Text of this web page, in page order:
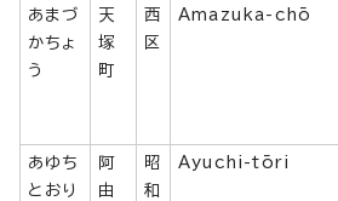
あまづ
かちょ
う
天
塚
町
西
区
Amazuka-chō
あゆち
とおり
阿
由
昭
和
Ayuchi-tōri